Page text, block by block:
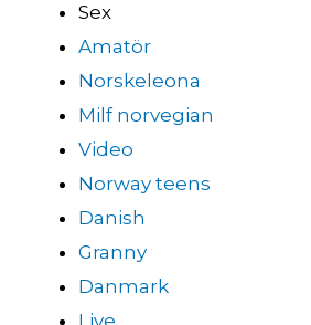
Sex
Amatör
Norskeleona
Milf norvegian
Video
Norway teens
Danish
Granny
Danmark
Live